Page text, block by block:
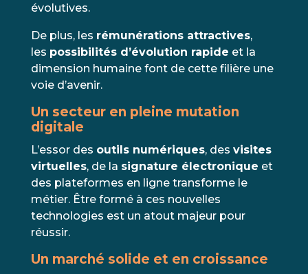
évolutives.
De plus, les rémunérations attractives,
les possibilités d’évolution rapide et la
dimension humaine font de cette filière une
voie d’avenir.
Un secteur en pleine mutation
digitale
L’essor des outils numériques, des visites
virtuelles, de la signature électronique et
des plateformes en ligne transforme le
métier. Être formé à ces nouvelles
technologies est un atout majeur pour
réussir.
Un marché solide et en croissance